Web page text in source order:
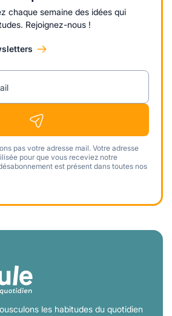
chaque semaine des idées qui
Rejoignez-nous !
pas votre adresse mail. Votre adresse
pour que vous receviez notre
est présent dans toutes nos
les habitudes du quotidien